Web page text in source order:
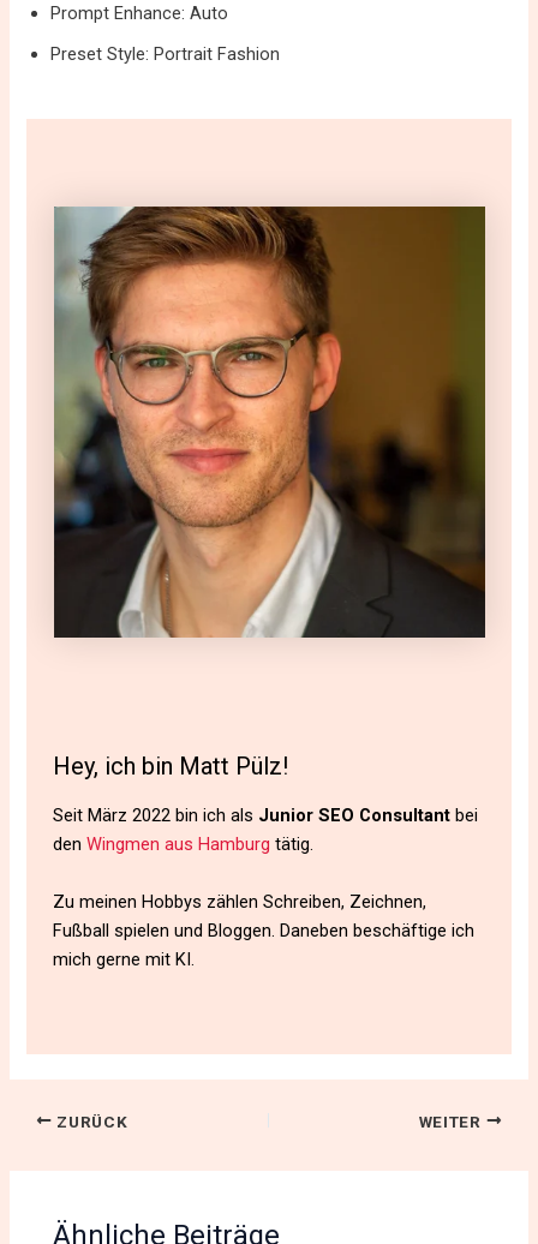
Prompt Enhance: Auto
Preset Style: Portrait Fashion
Hey, ich bin Matt Pülz!
Seit März 2022 bin ich als Junior SEO Consultant bei
denWingmen aus Hamburg tätig.
Zu meinen Hobbys zählen Schreiben, Zeichnen,
Fußball spielen und Bloggen. Daneben beschäftige ich
mich gerne mit KI.
ZURÜCK WEITER
Ähnliche Beiträge